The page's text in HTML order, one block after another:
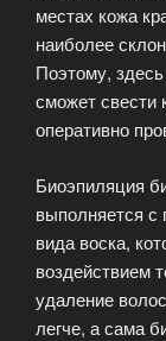
местах кожа
наиболее
Поэтому,
сможет
оперативно
Биоэпиляция
выполняется с
вида воска,
воздействием
удаление
легче, а сама